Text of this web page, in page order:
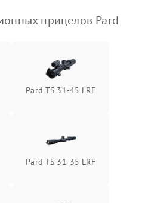
1500 ₽ Подробнее →
Подробнее →
прицелов Pard
Pard TS 31-45 LRF
Pard TS 31-35 LRF